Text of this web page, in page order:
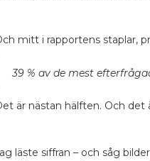
mitt i rapportens staplar,
39 % av de mest
är nästan hälften. Och det
läste siffran – och såg